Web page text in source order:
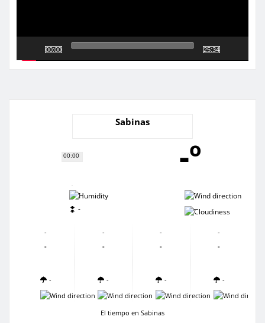
00:00
00:00
25:34
Sabinas
-º
-
-
-
-
-
-
-
-
-
-
-
-
-
-
-
-
-
-
-
-
El tiempo en Sabinas